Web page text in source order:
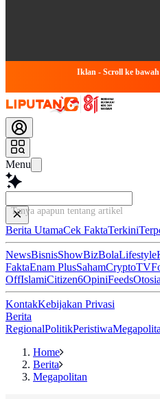
Iklan - Scroll ke
Menu
Tanya apapun tentang artikel ini...
Berita UtamaCek FaktaTerkini
NewsBisnisShowBizBolaLifestyle
FaktaEnam PlusSahamCryptoTV
OffIslamiCitizen6OpiniFeedsOtosia
KontakKebijakan Privasi
Berita
RegionalPolitikPeristiwa
Home
Berita
Megapolitan